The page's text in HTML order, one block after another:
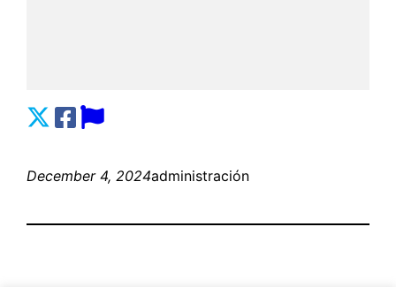
December 4, 2024administración